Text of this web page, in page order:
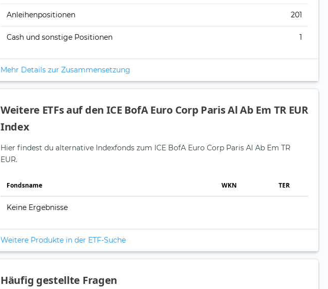
Anleihenpositionen 201
Cash und sonstige Positionen 1
Mehr Details zur Zusammensetzung
Weitere ETFs auf den ICE BofA Euro Corp Paris Al Ab Em TR EUR
Index
Hier findest du alternative Indexfonds zum ICE BofA Euro Corp Paris Al Ab Em TR
EUR.
Fonds­name WKN TER
Keine Ergebnisse
Weitere Produkte in der ETF-Suche
Häufig gestellte Fragen